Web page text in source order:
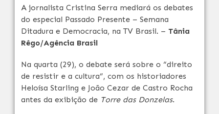
A jornalista Cristina Serra mediará os debates
do especial Passado Presente – Semana
Ditadura e Democracia, na TV Brasil. – Tânia
Rêgo/Agência Brasil
Na quarta (29), o debate será sobre o “direito
de resistir e a cultura”, com os historiadores
Heloísa Starling e João Cezar de Castro Rocha
antes da exibição de Torre das Donzelas.